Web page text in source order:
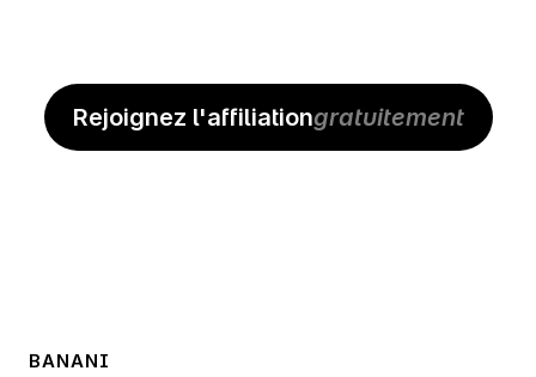
Rejoignez l'affiliationgratuitement
BANANI